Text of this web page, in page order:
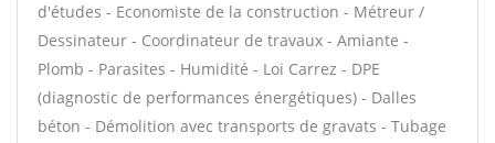
d'études - Economiste de la construction - Métreur /
Dessinateur - Coordinateur de travaux - Amiante -
Plomb - Parasites - Humidité - Loi Carrez - DPE
(diagnostic de performances énergétiques) - Dalles
béton - Démolition avec transports de gravats - Tubage